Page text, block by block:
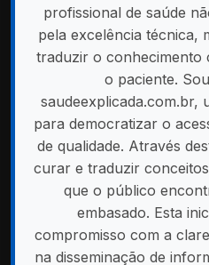
profissional de saúde
pela excelência técnica,
traduzir o conhecimento
o paciente.
saudeexplicada.com.br,
para democratizar o
de qualidade. Através
curar e traduzir
que o público
embasado. Esta
compromisso com a
na disseminação de